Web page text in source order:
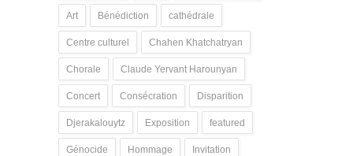
Art Bénédiction cathédrale
Centre culturel Chahen Khatchatryan
Chorale Claude Yervant Harounyan
Concert Consécration Disparition
Djerakalouytz Exposition featured
Génocide Hommage Invitation